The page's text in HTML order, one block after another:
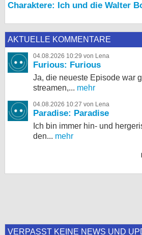
Charaktere: Ich und die Walter
AKTUELLE KOMMENTARE
04.08.2026 10:29 von Lena
Furious: Furious
Ja, die neueste Episode war
streamen,... mehr
04.08.2026 10:27 von Lena
Paradise: Paradise
Ich bin immer hin- und
den... mehr
VERPASST KEINE NEWS UND